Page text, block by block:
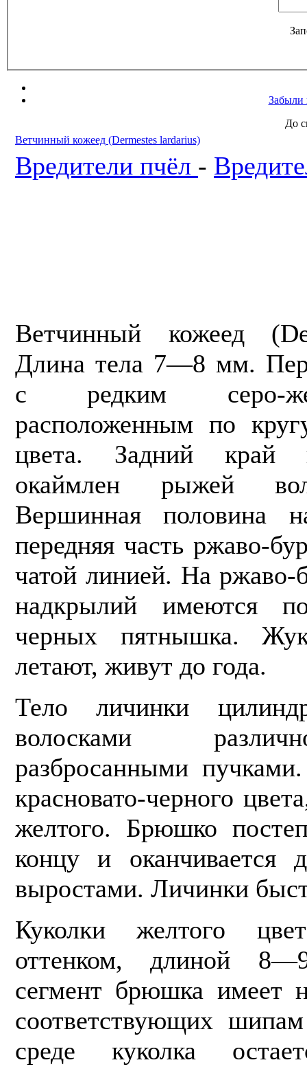
Забыли
До
Ветчинный кожеед (Dermestes lardarius)
Вредители пчёл -
Ветчинный кожеед
Длина тела 7—8 мм.
с редким серо-
расположенным по
цвета. Задний край
окаймлен рыжей
Вершинная половина
передняя часть ржаво-
чатой линией. На ржаво-
надкрылий имеются
черных пятнышка.
летают, живут до года.
Тело личинки
волосками
разбросанными
красновато-черного
желтого. Брюшко
концу и оканчивается
выростами. Личинки
Куколки желтого
оттенком, дли­ной
сегмент брюшка имеет
соответствующих
среде куколка